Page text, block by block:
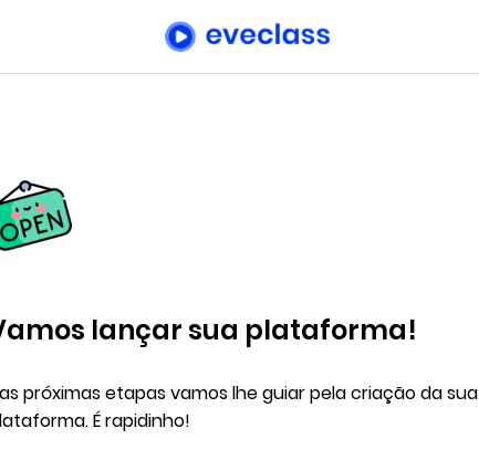
lançar sua plataforma!
próximas etapas vamos lhe guiar pela criação da sua
É rapidinho!